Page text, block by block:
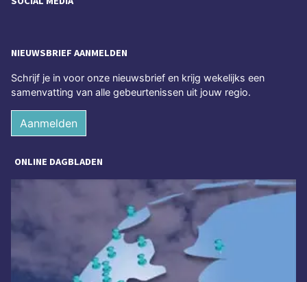
NIEUWSBRIEF AANMELDEN
Schrijf je in voor onze nieuwsbrief en krijg wekelijks een
samenvatting van alle gebeurtenissen uit jouw regio.
Aanmelden
ONLINE DAGBLADEN